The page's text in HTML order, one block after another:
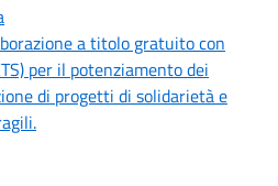
a titolo gratuito con
per il potenziamento dei
di progetti di solidarietà e